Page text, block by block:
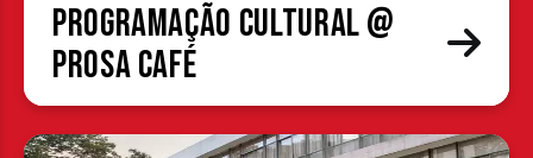
Programação cultural @
Prosa Café